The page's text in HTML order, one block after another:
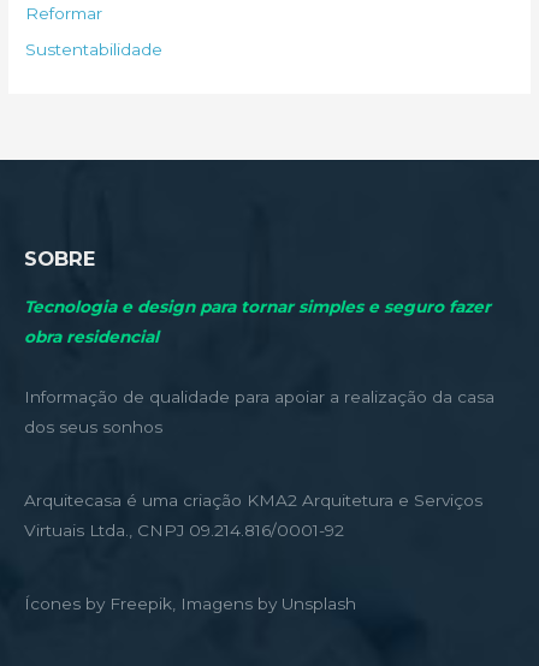
o
r
Reformar
Sustentabilidade
SOBRE
Tecnologia e design para tornar simples e seguro fazer
obra residencial
Informação de qualidade para apoiar a realização da casa
dos seus sonhos
Arquitecasa é uma criação KMA2 Arquitetura e Serviços
Virtuais Ltda., CNPJ 09.214.816/0001-92
Ícones by Freepik, Imagens by Unsplash